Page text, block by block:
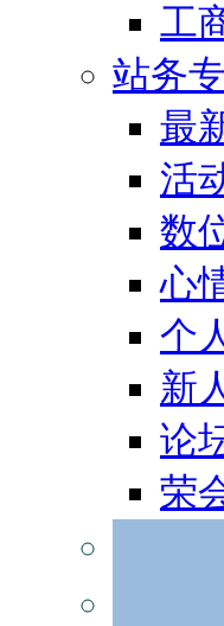
工
站务
最
活
数
心
个
新
论
荣